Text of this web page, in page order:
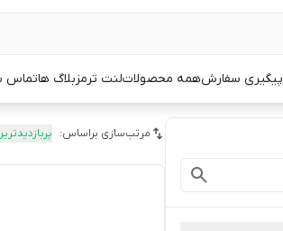
پیگیری سفارشهمه محصولاتلنت ترمزبلاگ هاتماس
مرتب‌سازی براساس: